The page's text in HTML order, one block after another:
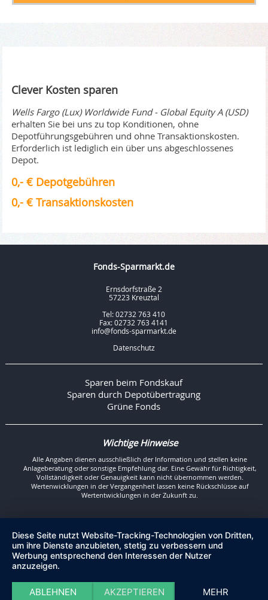
Clever Kosten sparen
Wells Fargo (Lux) Worldwide Fund - Global Equity A (USD)
erhalten Sie bei uns zu top Konditionen, ohne
Depotführungsgebühren und ohne Transaktionskosten.
Erforderlich ist lediglich ein über uns abgeschlossenes
Depot.
0,- € Depotgebühren
0,- € Transaktionskosten
Fonds-Sparmarkt.de
Ernsdorfstraße 2
57223 Kreuztal
Tel: 02732 763 410
Fax: 02732 763 4141
info@fonds-sparmarkt.de
Datenschutz
Sparen beim Fondskauf
Sparen durch Depotübertragung
Grüne Fonds
Wichtige Hinweise
Alle Angaben dienen ausschließlich der Information und stellen keine
Anlageberatung oder sonstige Empfehlung dar. Eine Gewähr für Richtigkeit,
Vollständigkeit oder Genauigkeit kann nicht übernommen werden.
Wertenwicklungen in der Vergangenheit lassen keine Rückschlüsse auf
Wertentwicklungen in der Zukunft zu.
Diese Seite nutzt Website-Tracking-Technologien von Dritten,
um ihre Dienste anzubieten, stetig zu verbessern und
Werbung entsprechend den Interessen der Nutzer
anzuzeigen.
ABLEHNEN AKZEPTIEREN MEHR